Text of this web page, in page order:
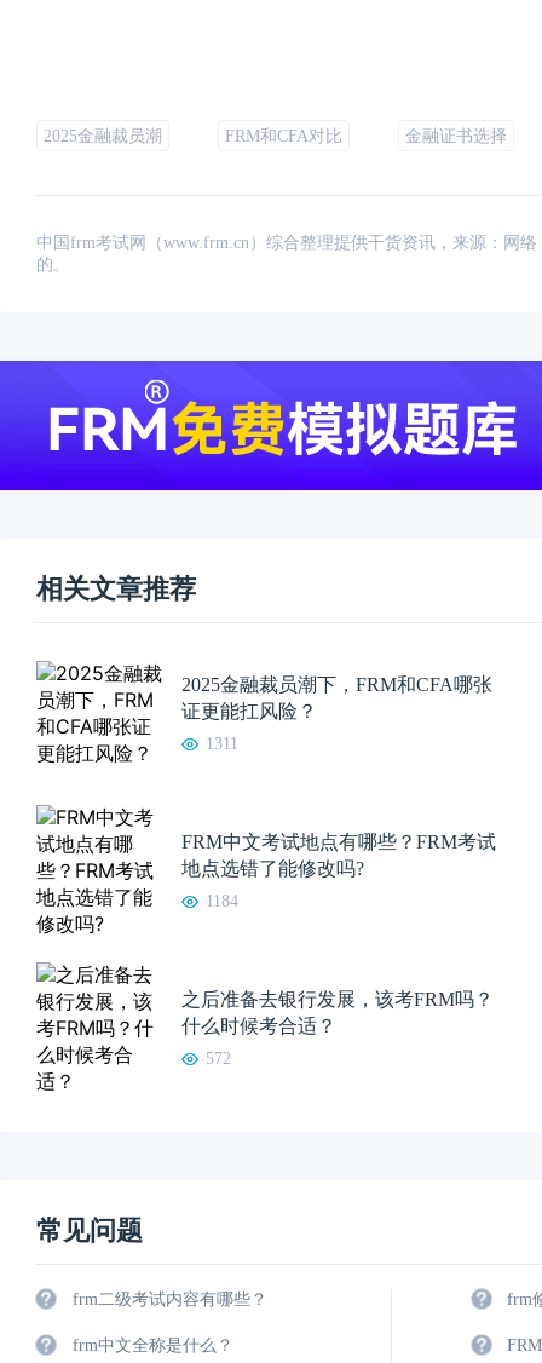
2025金融裁员潮 FRM和CFA对比 金融证书选择
中国frm考试网（www.frm.cn）综合整理提供干货资讯，来源：网
的。
相关文章推荐
2025金融裁员潮下，FRM和CFA哪张
证更能扛风险？
1311
FRM中文考试地点有哪些？FRM考试
地点选错了能修改吗?
1184
之后准备去银行发展，该考FRM吗？
什么时候考合适？
572
常见问题
frm二级考试内容有哪些？
frm中文全称是什么？
frm